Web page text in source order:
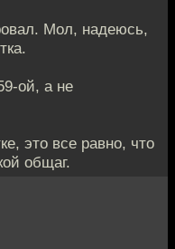
Мол, надеюсь,
ой, а не
это все равно, что
общаг.